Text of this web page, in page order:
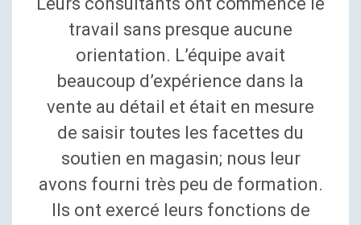
travail sans presque aucune
orientation. L’équipe avait
beaucoup d’expérience dans la
vente au détail et était en mesure
de saisir toutes les facettes du
soutien en magasin; nous leur
avons fourni très peu de formation.
Ils ont exercé leurs fonctions de